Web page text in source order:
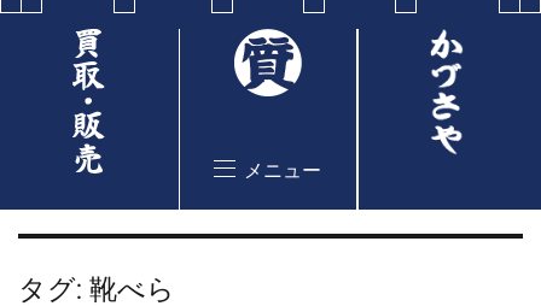
メニュー
タグ: 靴べら